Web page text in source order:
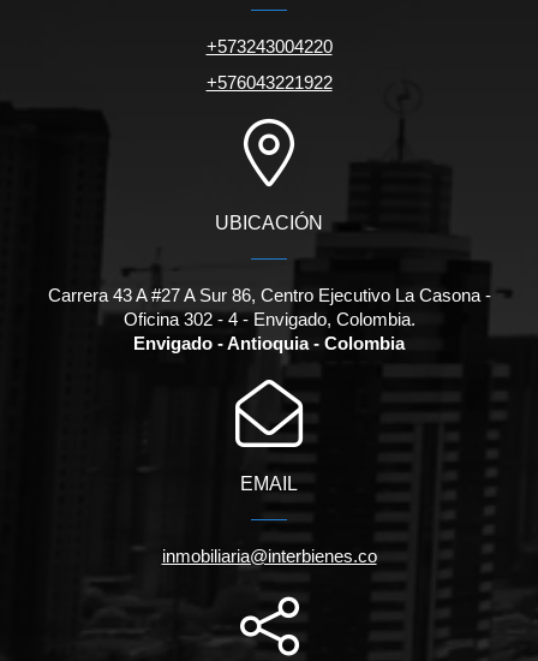
+573243004220
+576043221922
UBICACIÓN
Carrera 43 A #27 A Sur 86, Centro Ejecutivo La Casona -
Oficina 302 - 4 - Envigado, Colombia.
Envigado - Antioquia - Colombia
EMAIL
inmobiliaria@interbienes.co